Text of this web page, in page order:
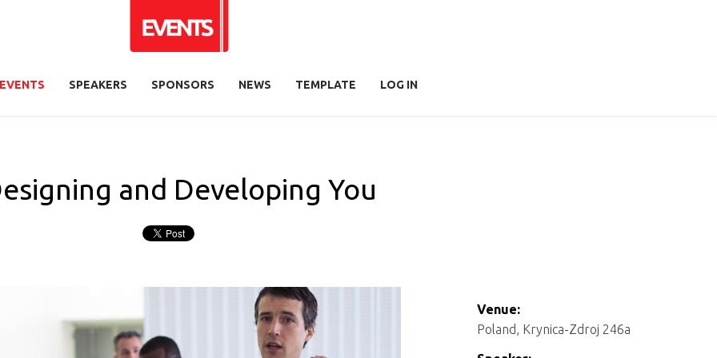
EVENTS SPEAKERS SPONSORS NEWS TEMPLATE LOG IN
and Developing You
Venue:
Poland, Krynica-Zdroj 246a